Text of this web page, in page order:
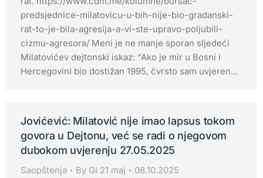
predsjednice-milatovicu-u-bih-nije-bio-gradanski-
rat-to-je-bila-agresija-a-vi-ste-upravo-poljubili-
cizmu-agresora/ Meni je ne manje sporan sljedeći
Milatovićev dejtonski iskaz: “Ako je mir u Bosni i
Hercegovini bio dostižan 1995, čvrsto sam uvjeren…
Jovićević: Milatović nije imao lapsus tokom
govora u Dejtonu, već se radi o njegovom
dubokom uvjerenju 27.05.2025
Saopštenja By GI 21 maj
08.10.2025